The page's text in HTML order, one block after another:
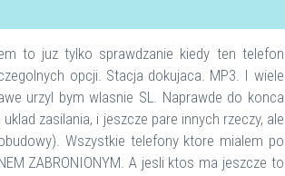
to juz tylko sprawdzanie kiedy ten telefon
opcji. Stacja dokujaca. MP3. I wiele
urzyl bym wlasnie SL. Naprawde do konca
zasilania, i jeszcze pare innych rzeczy, ale
Wszystkie telefony ktore mialem po
ZABRONIONYM. A jesli ktos ma jeszcze to